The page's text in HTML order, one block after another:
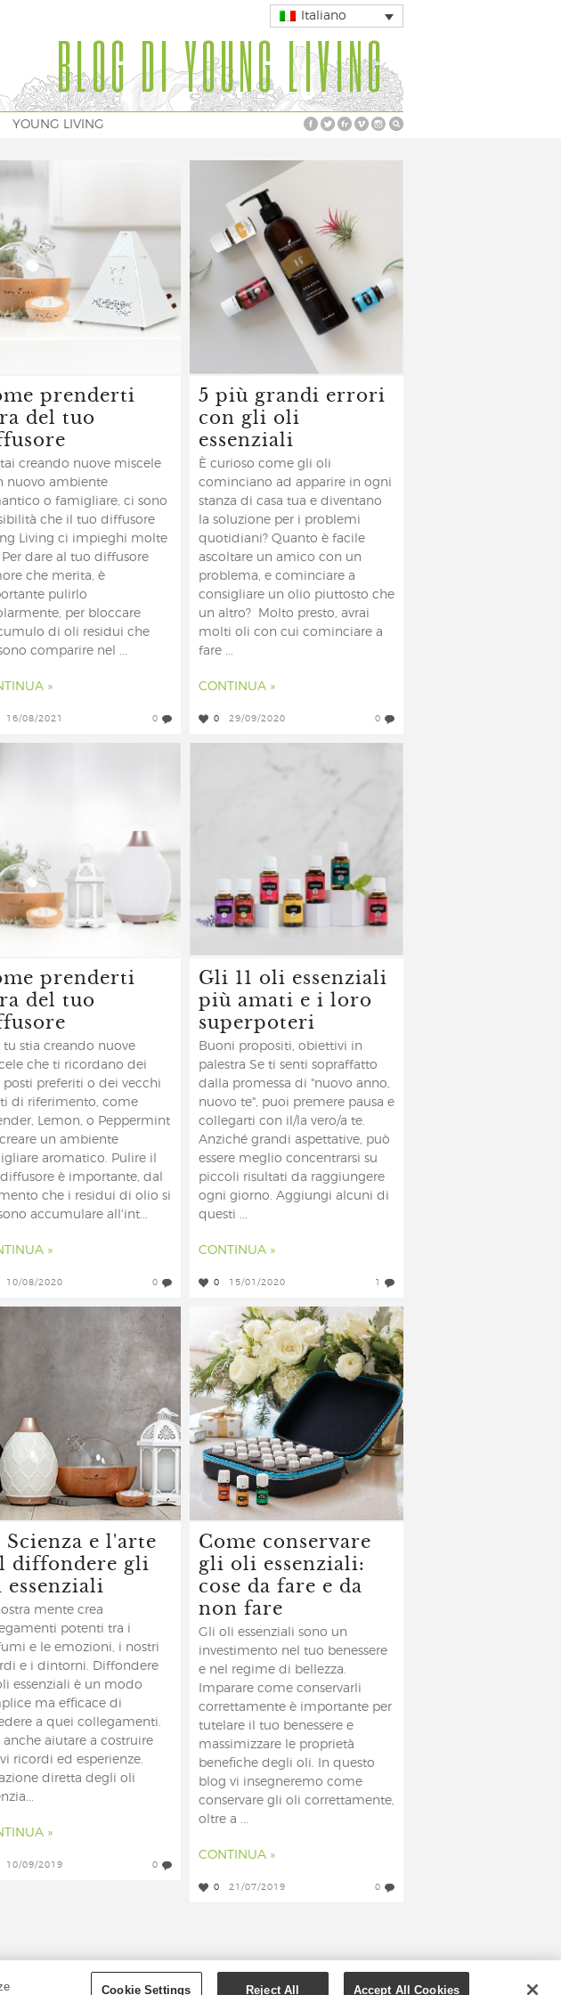
Italiano
BLOG DI YOUNG LIVING
YOUNG LIVING
prenderti
del tuo
creando nuove miscele
nuovo ambiente
o famigliare, ci sono
che il tuo diffusore
Living ci impieghi molte
Per dare al tuo diffusore
che merita, è
pulirlo
per bloccare
di oli residui che
comparire nel ...
»
16/08/2021 0
5 più grandi errori
con gli oli
essenziali
È curioso come gli oli
cominciano ad apparire in ogni
stanza di casa tua e diventano
la soluzione per i problemi
quotidiani? Quanto è facile
ascoltare un amico con un
problema, e cominciare a
consigliare un olio piuttosto che
un altro? Molto presto, avrai
molti oli con cui cominciare a
fare ...
CONTINUA »
0 29/09/2020 0
prenderti
del tuo
tu stia creando nuove
che ti ricordano dei
posti preferiti o dei vecchi
di riferimento, come
Lemon, o Peppermint
un ambiente
aromatico. Pulire il
è importante, dal
che i residui di olio si
accumulare all'int...
»
10/08/2020 0
Gli 11 oli essenziali
più amati e i loro
superpoteri
Buoni propositi, obiettivi in
palestra Se ti senti sopraffatto
dalla promessa di "nuovo anno,
nuovo te", puoi premere pausa e
collegarti con il/la vero/a te.
Anziché grandi aspettative, può
essere meglio concentrarsi su
piccoli risultati da raggiungere
ogni giorno. Aggiungi alcuni di
questi ...
CONTINUA »
0 15/01/2020 1
Scienza e l'arte
diffondere gli
essenziali
mente crea
potenti tra i
e le emozioni, i nostri
e i dintorni. Diffondere
essenziali è un modo
ma efficace di
a quei collegamenti.
anche aiutare a costruire
ricordi ed esperienze.
diretta degli oli
»
10/09/2019 0
Come conservare
gli oli essenziali:
cose da fare e da
non fare
Gli oli essenziali sono un
investimento nel tuo benessere
e nel regime di bellezza.
Imparare come conservarli
correttamente è importante per
tutelare il tuo benessere e
massimizzare le proprietà
benefiche degli oli. In questo
blog vi insegneremo come
conservare gli oli correttamente,
oltre a ...
CONTINUA »
0 21/07/2019 0
Cookie Settings Reject All Accept All Cookies